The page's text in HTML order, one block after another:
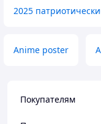
2025
Anime poster
Покупателям